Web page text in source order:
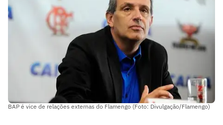
BAP é vice de relações externas do Flamengo (Foto: Divulgação/Flamengo)